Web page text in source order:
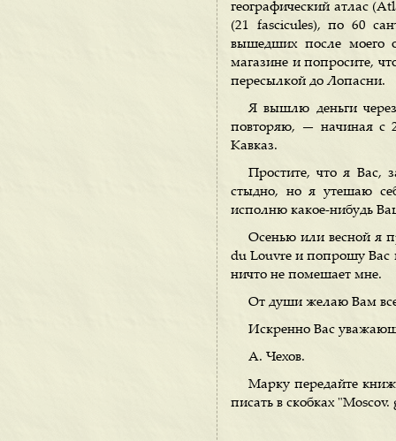
географический атлас
(21 fascicules), по 60
вышедших после моего
магазине и попросите,
пересылкой до Лопасни.
Я вышлю деньги
повторяю, — начиная с
Кавказ.
Простите, что я Вас,
стыдно, но я утешаю
исполню какое-нибудь
Осенью или весной я
du Louvre и попрошу Вас
ничто не помешает мне.
От души желаю Вам
Искренно Вас
А. Чехов.
Марку передайте
писать в скобках